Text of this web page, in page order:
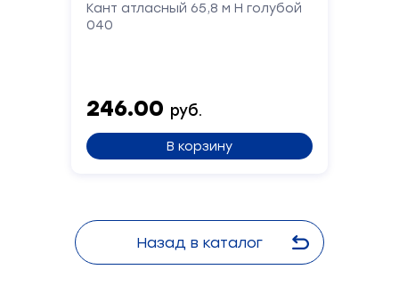
Кант атласный 65,8 м Н голубой
040
246.00 руб.
В корзину
Назад в каталог